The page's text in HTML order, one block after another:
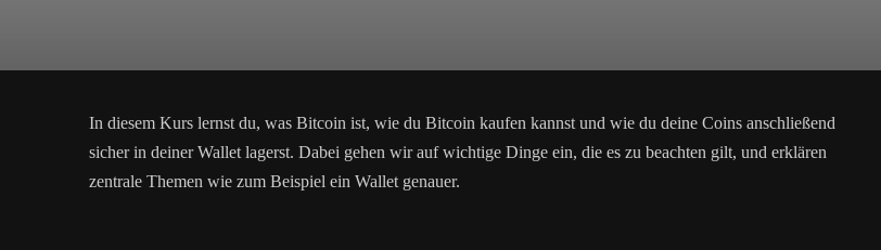
In diesem Kurs lernst du, was Bitcoin ist, wie du Bitcoin kaufen kannst und wie du deine Coins anschließend
sicher in deiner Wallet lagerst. Dabei gehen wir auf wichtige Dinge ein, die es zu beachten gilt, und erklären
zentrale Themen wie zum Beispiel ein Wallet genauer.